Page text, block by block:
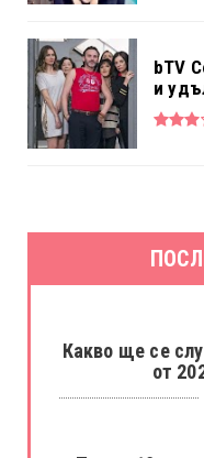
bTV
и
Какво ще се
от